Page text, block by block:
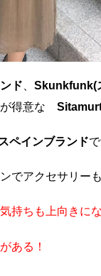
ド
Skunkfunk(
が得意な
スペインブランドで
でアクセサリー
持ちも上向きに
ある！